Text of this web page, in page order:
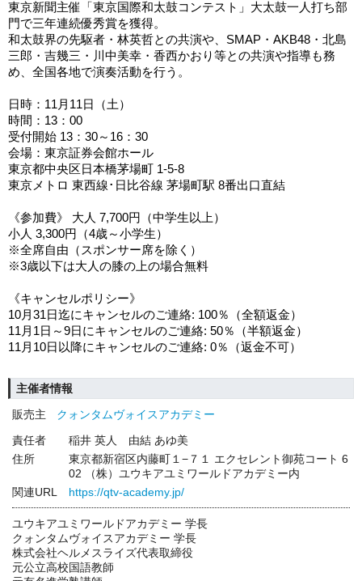
東京新聞主催「東京国際和太鼓コンテスト」大太鼓一人打ち部
門で三年連続優秀賞を獲得。
和太鼓界の先駆者・林英哲との共演や、SMAP・AKB48・北島
三郎・吉幾三・川中美幸・香西かおり等との共演や指導も務
め、全国各地で演奏活動を行う。
日時：11月11日（土）
時間：13：00
受付開始 13：30～16：30
会場：東京証券会館ホール
東京都中央区日本橋茅場町 1-5-8
東京メトロ 東西線･日比谷線 茅場町駅 8番出口直結
《参加費》 大人 7,700円（中学生以上）
小人 3,300円（4歳～小学生）
※全席自由（スポンサー席を除く）
※3歳以下は大人の膝の上の場合無料
《キャンセルポリシー》
10月31日迄にキャンセルのご連絡: 100％（全額返金）
11月1日～9日にキャンセルのご連絡: 50％（半額返金）
11月10日以降にキャンセルのご連絡: 0％（返金不可）
主催者情報
販売主
クォンタムヴォイスアカデミー
責任者
稲井 英人 由結 あゆ美
住所
東京都新宿区内藤町１−７１ エクセレント御苑コート 6
02 （株）ユウキアユミワールドアカデミー内
関連URL
https://qtv-academy.jp/
ユウキアユミワールドアカデミー 学長
クォンタムヴォイスアカデミー 学長
株式会社ヘルメスライズ代表取締役
元公立高校国語教師